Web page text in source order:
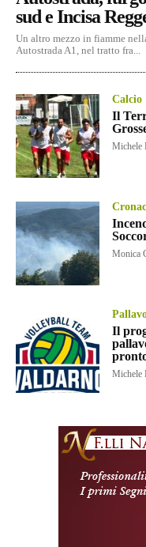
sud e Incisa
Un altro mezzo in fiamme
Autostrada A1, nel tratto fra...
Calcio
Il
Michele
Monica
Il
Michele